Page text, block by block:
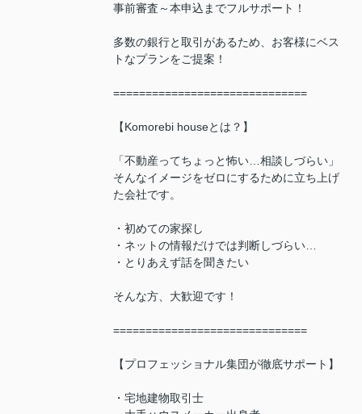
事前審査～本申込までフルサポート！
多数の銀行と取引があるため、お客様にベス
トなプランをご提案！
==============================
【Komorebi houseとは？】
「不動産ってちょっと怖い…相談しづらい」
そんなイメージをゼロにするために立ち上げ
た会社です。
・初めての家探し
・ネットの情報だけでは判断しづらい…
・とりあえず話を聞きたい
そんな方、大歓迎です！
==============================
【プロフェッショナル集団が徹底サポート】
・宅地建物取引士